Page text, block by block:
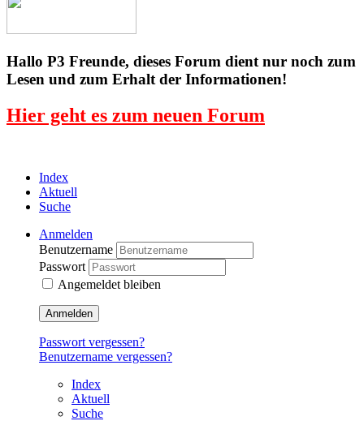
Hallo P3 Freunde, dieses Forum dient nur noch zum
Lesen und zum Erhalt der Informationen!
Hier geht es zum neuen Forum
Index
Aktuell
Suche
Anmelden
Benutzername
Passwort
Angemeldet bleiben
Anmelden
Passwort vergessen?
Benutzername vergessen?
Index
Aktuell
Suche